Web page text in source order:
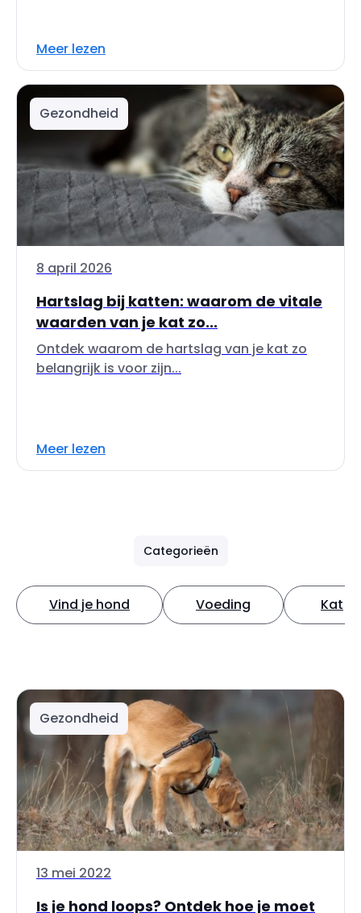
Meer lezen
Gezondheid
8 april 2026
Hartslag bij katten: waarom de vitale
waarden van je kat zo...
Ontdek waarom de hartslag van je kat zo
belangrijk is voor zijn...
Meer lezen
Categorieën
Vind je hond Voeding Kat
Gezondheid
13 mei 2022
Is je hond loops? Ontdek hoe je moet